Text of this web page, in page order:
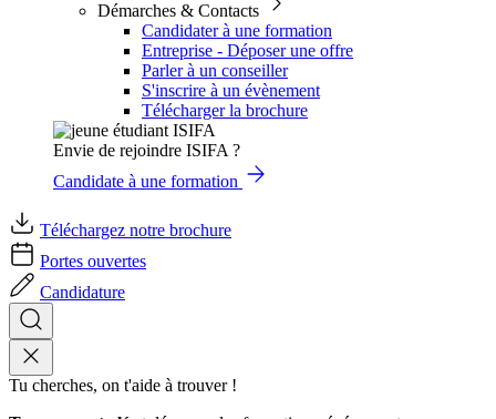
Démarches & Contacts
Candidater à une formation
Entreprise - Déposer une offre
Parler à un conseiller
S'inscrire à un évènement
Télécharger la brochure
Envie de rejoindre ISIFA ?
Candidate à une formation
Téléchargez notre brochure
Portes ouvertes
Candidature
Tu cherches, on t'aide à trouver !